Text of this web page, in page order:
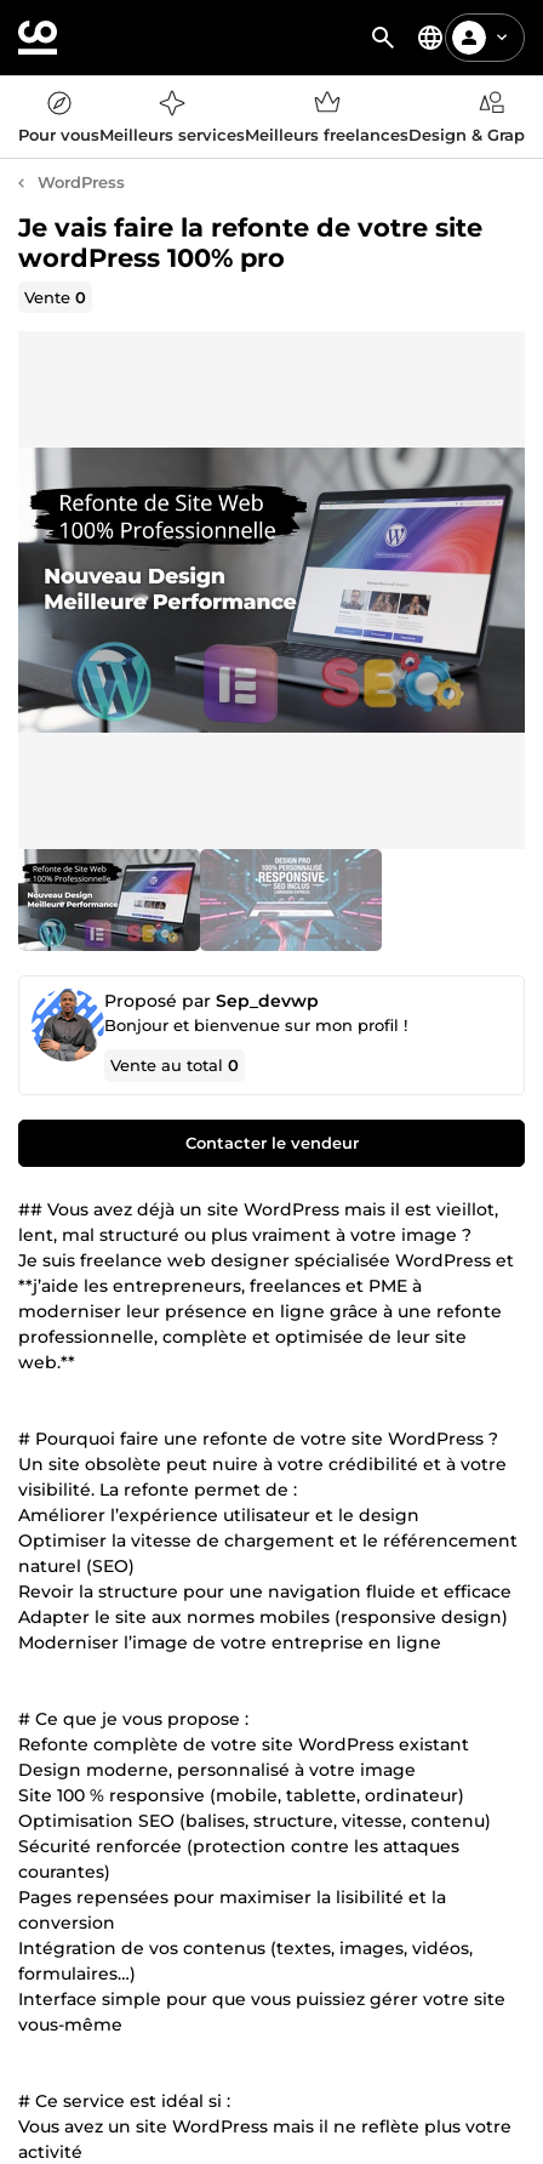
Pour vousMeilleurs servicesMeilleurs freelancesDesign &
WordPress
Je vais faire la refonte de votre site
wordPress 100% pro
Vente0
Proposé par Sep_devwp
Bonjour et bienvenue sur mon profil !
Vente au total0
Contacter le vendeur
## Vous avez déjà un site WordPress mais il est vieillot,
lent, mal structuré ou plus vraiment à votre image ?
Je suis freelance web designer spécialisée WordPress et
**j’aide les entrepreneurs, freelances et PME à
moderniser leur présence en ligne grâce à une refonte
professionnelle, complète et optimisée de leur site
web.**
# Pourquoi faire une refonte de votre site WordPress ?
Un site obsolète peut nuire à votre crédibilité et à votre
visibilité. La refonte permet de :
Améliorer l’expérience utilisateur et le design
Optimiser la vitesse de chargement et le référencement
naturel (SEO)
Revoir la structure pour une navigation fluide et efficace
Adapter le site aux normes mobiles (responsive design)
Moderniser l’image de votre entreprise en ligne
# Ce que je vous propose :
Refonte complète de votre site WordPress existant
Design moderne, personnalisé à votre image
Site 100 % responsive (mobile, tablette, ordinateur)
Optimisation SEO (balises, structure, vitesse, contenu)
Sécurité renforcée (protection contre les attaques
courantes)
Pages repensées pour maximiser la lisibilité et la
conversion
Intégration de vos contenus (textes, images, vidéos,
formulaires…)
Interface simple pour que vous puissiez gérer votre site
vous-même
# Ce service est idéal si :
Vous avez un site WordPress mais il ne reflète plus votre
activité